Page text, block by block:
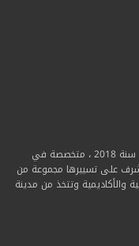
مؤسسة بحثية أكاديمية مستقلة غير ربحية، تأسست سنة 2018 ، متخصصة في
يشرف على تسييرها مجموعة من
والأكاديمية وتتخذ من مدينة